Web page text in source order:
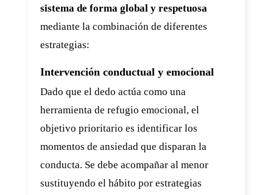
sistema de forma global y respetuosa
mediante la combinación de diferentes
estrategias:
Intervención conductual y emocional
Dado que el dedo actúa como una
herramienta de refugio emocional, el
objetivo prioritario es identificar los
momentos de ansiedad que disparan la
conducta. Se debe acompañar al menor
sustituyendo el hábito por estrategias